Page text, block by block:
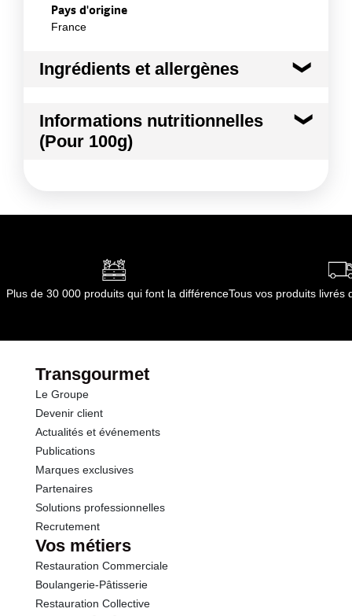
Pays d'origine
France
Ingrédients et allergènes
TOPINAMBOUR
Conformément aux informations transmises
Informations nutritionnelles
(Pour 100g)
Kilojoules 237 kj
dont Acides gras saturés 0.11 g
dont Sucres
Fibres
Protéines
Sel
Sodium
Plus de 30 000 produits qui font la différenceTous vos produits livrés
Transgourmet
Le Groupe
Devenir client
Actualités et événements
Publications
Marques exclusives
Partenaires
Solutions professionnelles
Recrutement
Vos métiers
Restauration Commerciale
Boulangerie-Pâtisserie
Restauration Collective